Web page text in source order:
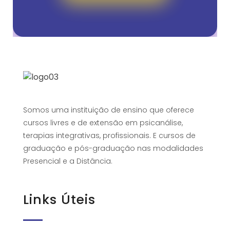
Somos uma instituição de ensino que oferece
cursos livres e de extensão em psicanálise,
terapias integrativas, profissionais. E cursos de
graduação e pós-graduação nas modalidades
Presencial e a Distância.
Links Úteis